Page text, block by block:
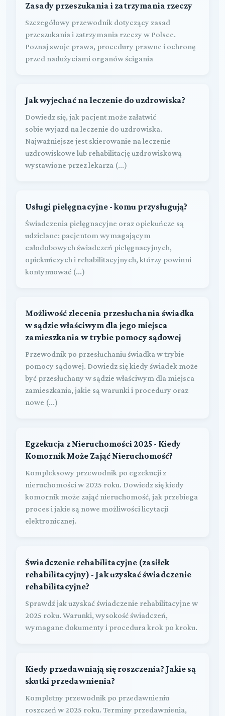
Zasady przeszukania i zatrzymania rzeczy
Szczegółowy przewodnik dotyczący zasad
przeszukania i zatrzymania rzeczy w Polsce.
Poznaj swoje prawa, procedury prawne i ochronę
przed nadużyciami organów ścigania
Jak wyjechać na leczenie do uzdrowiska?
Dowiedz się, jak pacjent może załatwić
sobie wyjazd na leczenie do uzdrowiska.
Najważniejsze jest skierowanie na leczenie
uzdrowiskowe lub rehabilitację uzdrowiskową
wystawione przez lekarza (...)
Usługi pielęgnacyjne - komu przysługują?
Świadczenia pielęgnacyjne oraz opiekuńcze są
udzielane: pacjentom wymagającym
całodobowych świadczeń pielęgnacyjnych,
opiekuńczych i rehabilitacyjnych, którzy powinni
kontynuować (...)
Możliwość zlecenia przesłuchania świadka
w sądzie właściwym dla jego miejsca
zamieszkania w trybie pomocy sądowej
Przewodnik po przesłuchaniu świadka w trybie
pomocy sądowej. Dowiedz się kiedy świadek może
być przesłuchany w sądzie właściwym dla miejsca
zamieszkania, jakie są warunki i procedury oraz
nowe (...)
Egzekucja z Nieruchomości 2025 - Kiedy
Komornik Może Zająć Nieruchomość?
Kompleksowy przewodnik po egzekucji z
nieruchomości w 2025 roku. Dowiedz się kiedy
komornik może zająć nieruchomość, jak przebiega
proces i jakie są nowe możliwości licytacji
elektronicznej.
Świadczenie rehabilitacyjne (zasiłek
rehabilitacyjny) - Jak uzyskać świadczenie
rehabilitacyjne?
Sprawdź jak uzyskać świadczenie rehabilitacyjne w
2025 roku. Warunki, wysokość świadczeń,
wymagane dokumenty i procedura krok po kroku.
Kiedy przedawniają się roszczenia? Jakie są
skutki przedawnienia?
Kompletny przewodnik po przedawnieniu
roszczeń w 2025 roku. Terminy przedawnienia,